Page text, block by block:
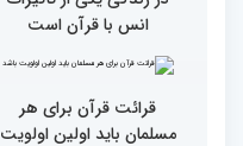
جزئیات سومین روز رقابت
بخش برادران مسابقات
بین‌المللی قرآن کریم